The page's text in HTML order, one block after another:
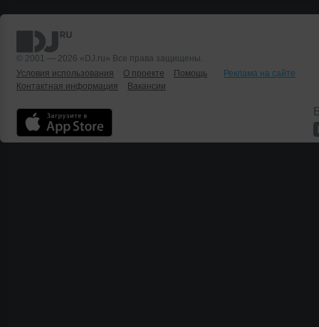
© 2001 — 2026 «DJ.ru» Все права защищены.
Условия использования
О проекте Помощь
Реклама на сайте
Контактная информация
Вакансии